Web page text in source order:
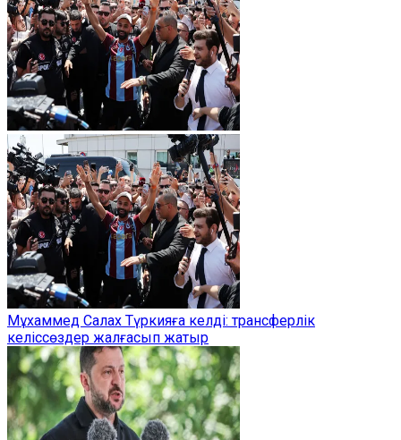
Мұхаммед Салах Түркияға келді: трансферлік
келіссөздер жалғасып жатыр